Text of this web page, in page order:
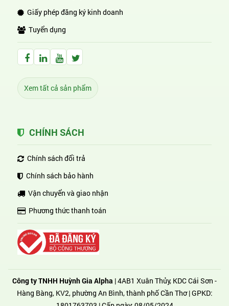
Giấy phép đăng ký kinh doanh
Tuyển dụng
Facebook Huỳnh Gia Alpha
LinkedIn Huỳnh Gia Alpha
YouTube Huỳnh Gia Alpha
Twitter Huỳnh Gia Alpha
Xem tất cả sản phẩm
CHÍNH SÁCH
Chính sách đổi trả
Chính sách bảo hành
Vận chuyển và giao nhận
Phương thức thanh toán
Công ty TNHH Huỳnh Gia Alpha | 4AB1 Xuân Thủy, KDC Cái Sơn -
Hàng Bàng, KV2, phường An Bình, thành phố Cần Thơ | GPKD: